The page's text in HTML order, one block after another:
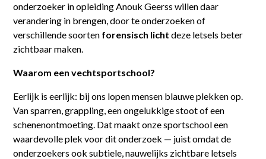
onderzoeker in opleiding Anouk Geerss willen daar
verandering in brengen, door te onderzoeken of
verschillende soorten forensisch licht deze letsels beter
zichtbaar maken.
Waarom een vechtsportschool?
Eerlijk is eerlijk: bij ons lopen mensen blauwe plekken op.
Van sparren, grappling, een ongelukkige stoot of een
schenenontmoeting. Dat maakt onze sportschool een
waardevolle plek voor dit onderzoek — juist omdat de
onderzoekers ook subtiele, nauwelijks zichtbare letsels